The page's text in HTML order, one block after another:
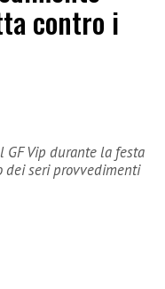
contro i
GF Vip durante la festa
dei seri provvedimenti